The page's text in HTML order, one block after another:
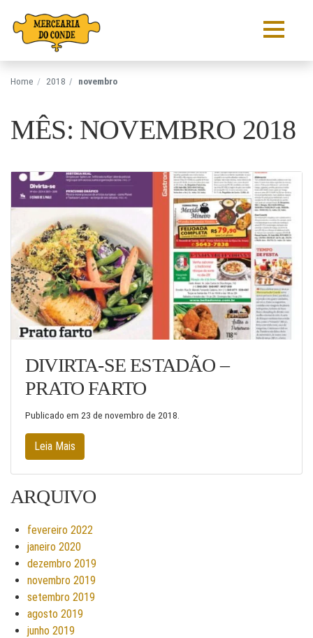
Pular para o conteúdo
Home 2018 novembro
MÊS: NOVEMBRO 2018
DIVIRTA-SE ESTADÃO –
PRATO FARTO
Publicado em 23 de novembro de 2018
Leia Mais
ARQUIVO
fevereiro 2022
janeiro 2020
dezembro 2019
novembro 2019
setembro 2019
agosto 2019
junho 2019